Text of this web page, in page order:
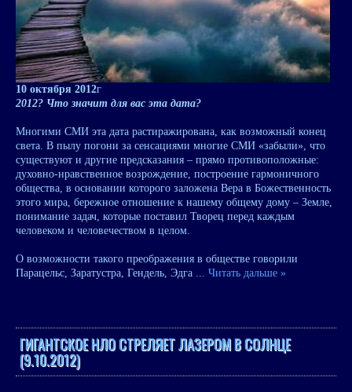
10 октября 2012г
2012? Что значит для вас эта дата?
Многими СМИ эта дата растиражирована, как возможный конец
света. В пылу погони за сенсациями многие СМИ «забыли», что
существуют и другие предсказания – прямо противоположные:
духовно-нравственное возрождение, построение гармоничного
общества, в основании которого заложена Вера в Божественность
этого мира, бережное отношение к нашему общему дому – Земле,
понимание задач, которые поставил Творец перед каждым
человеком и человечеством в целом.
О возможности такого преображения в обществе говорили
Парацельс, Заратустра, Гендель, Эдга ... Читать дальше »
ГИГАНТСКОЕ НЛО СТРЕЛЯЕТ ЛАЗЕРОМ В СОЛНЦЕ
(9.10.2012)